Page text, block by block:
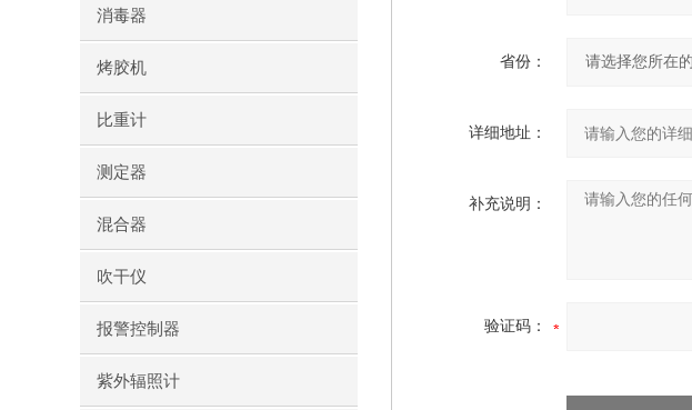
消毒器
烤胶机
比重计
测定器
混合器
吹干仪
报警控制器
紫外辐照计
省份：
详细地址：
补充说明：
验证码：